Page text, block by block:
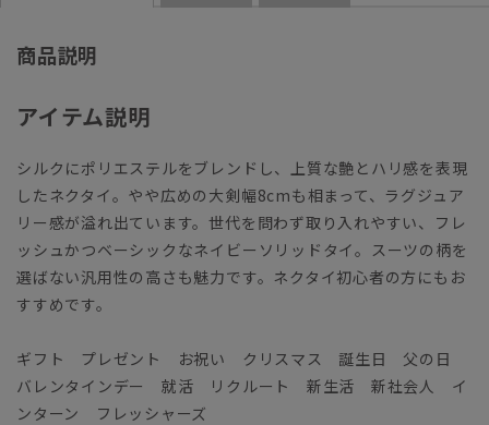
商品説明
アイテム説明
シルクにポリエステルをブレンドし、上質な艶とハリ感を表現
したネクタイ。やや広めの大剣幅8cmも相まって、ラグジュア
リー感が溢れ出ています。世代を問わず取り入れやすい、フレ
ッシュかつベーシックなネイビーソリッドタイ。スーツの柄を
選ばない汎用性の高さも魅力です。ネクタイ初心者の方にもお
すすめです。
ギフト プレゼント お祝い クリスマス 誕生日 父の日
バレンタインデー 就活 リクルート 新生活 新社会人 イ
ンターン フレッシャーズ